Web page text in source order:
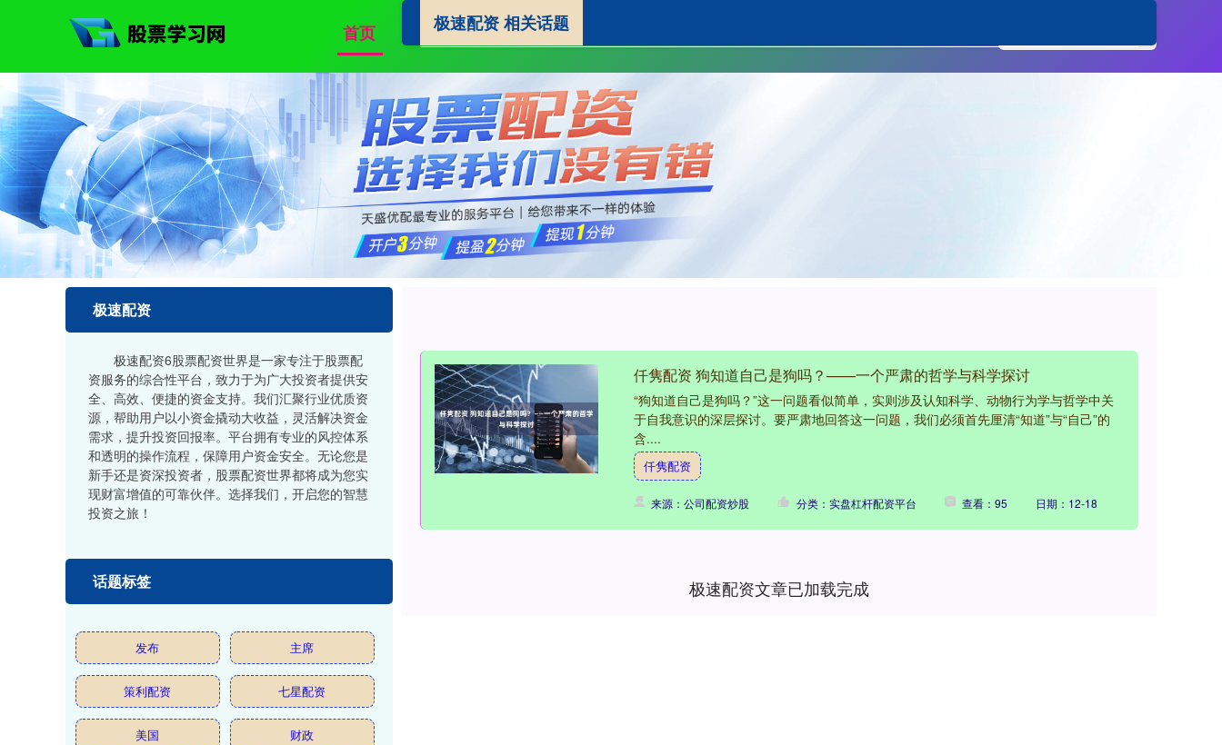
首页 极速配资 线上股票配资
极速配资 相关话题
仟隽配资 狗知道自己是狗吗？——一个严肃的哲学与科学探讨
“狗知道自己是狗吗？”这一问题看似简单，实则涉及认知科学、动物行为学与哲学中关
于自我意识的深层探讨。要严肃地回答这一问题，我们必须首先厘清“知道”与“自己”的
含....
仟隽配资
来源：公司配资炒股 分类：实盘杠杆配资平台 查看：95 日期：12-18
极速配资文章已加载完成
极速配资
极速配资6股票配资世界是一家专注于股票配
资服务的综合性平台，致力于为广大投资者提供安
全、高效、便捷的资金支持。我们汇聚行业优质资
源，帮助用户以小资金撬动大收益，灵活解决资金
需求，提升投资回报率。平台拥有专业的风控体系
和透明的操作流程，保障用户资金安全。无论您是
新手还是资深投资者，股票配资世界都将成为您实
现财富增值的可靠伙伴。选择我们，开启您的智慧
投资之旅！
话题标签
发布 主席
策利配资 七星配资
美国 财政